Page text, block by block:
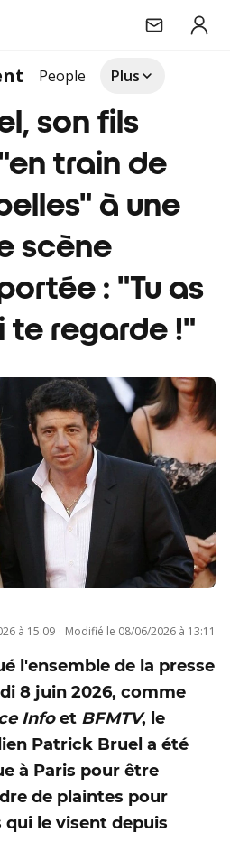
People Plus
son fils
train de
à une
scène
: "Tu as
te regarde !"
à 15:09 · Modifié le 08/06/2026 à 13:11
l'ensemble de la presse
8 juin 2026, comme
Infoet BFMTV, le
Patrick Bruel a été
à Paris pour être
de plaintes pour
qui le visent depuis